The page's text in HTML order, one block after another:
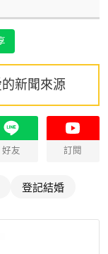
新聞來源
好友 訂閱
登記結婚